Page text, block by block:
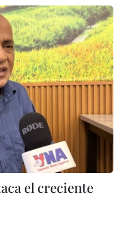
el creciente